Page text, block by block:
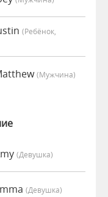
(Ребёнок,
(мужчина)
(девушка)
(девушка)